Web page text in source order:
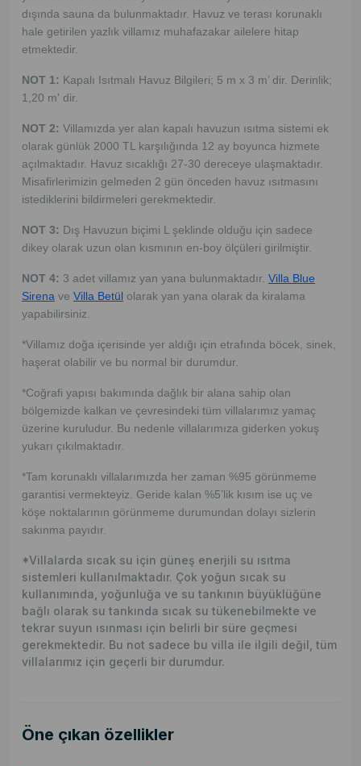
dışında sauna da bulunmaktadır. Havuz ve terası korunaklı
hale getirilen yazlık villamız muhafazakar ailelere hitap
etmektedir.
NOT 1: Kapalı Isıtmalı Havuz Bilgileri; 5 m x 3 m’ dir. Derinlik;
1,20 m' dir.
NOT 2: Villamızda yer alan kapalı havuzun ısıtma sistemi ek
olarak günlük 2000 TL karşılığında 12 ay boyunca hizmete
açılmaktadır. Havuz sıcaklığı 27-30 dereceye ulaşmaktadır.
Misafirlerimizin gelmeden 2 gün önceden havuz ısıtmasını
istediklerini bildirmeleri gerekmektedir.
NOT 3: Dış Havuzun biçimi L şeklinde olduğu için sadece
dikey olarak uzun olan kısmının en-boy ölçüleri girilmiştir.
NOT 4: 3 adet villamız yan yana bulunmaktadır. Villa Blue
Sirena ve Villa Betül olarak yan yana olarak da kiralama
yapabilirsiniz.
*Villamız doğa içerisinde yer aldığı için etrafında böcek, sinek,
haşerat olabilir ve bu normal bir durumdur.
*Coğrafi yapısı bakımında dağlık bir alana sahip olan
bölgemizde kalkan ve çevresindeki tüm villalarımız yamaç
üzerine kuruludur. Bu nedenle villalarımıza giderken yokuş
yukarı çıkılmaktadır.
*Tam korunaklı villalarımızda her zaman %95 görünmeme
garantisi vermekteyiz. Geride kalan %5’lik kısım ise uç ve
köşe noktalarının görünmeme durumundan dolayı sizlerin
sakınma payıdır.
*Villalarda sıcak su için güneş enerjili su ısıtma
sistemleri kullanılmaktadır. Çok yoğun sıcak su
kullanımında, yoğunluğa ve su tankının büyüklüğüne
bağlı olarak su tankında sıcak su tükenebilmekte ve
tekrar suyun ısınması için belirli bir süre geçmesi
gerekmektedir. Bu not sadece bu villa ile ilgili değil, tüm
villalarımız için geçerli bir durumdur.
Öne çıkan özellikler